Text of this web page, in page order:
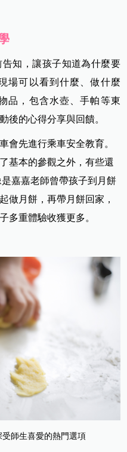
知，讓孩子知道為什麼要
場可以看到什麼、做什麼
品，包含水壺、手帕等東
後的心得分享與回饋。
會先進行乘車安全教育。
基本的參觀之外，有些還
嘉嘉老師曾帶孩子到月餅
做月餅，再帶月餅回家，
多重體驗收獲更多。
師生喜愛的熱門選項